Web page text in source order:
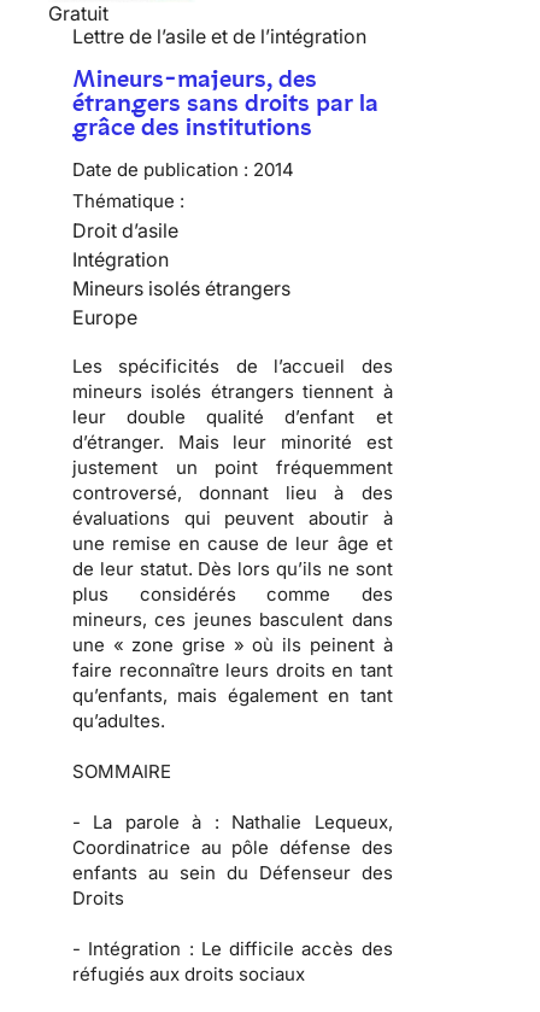
Gratuit
Lettre de l’asile et de l’intégration
Mineurs-majeurs, des
étrangers sans droits par la
grâce des institutions
Date de publication : 2014
Thématique :
Droit d’asile
Intégration
Mineurs isolés étrangers
Europe
Les spécificités de l’accueil des
mineurs isolés étrangers tiennent à
leur double qualité d’enfant et
d’étranger. Mais leur minorité est
justement un point fréquemment
controversé, donnant lieu à des
évaluations qui peuvent aboutir à
une remise en cause de leur âge et
de leur statut. Dès lors qu’ils ne sont
plus considérés comme des
mineurs, ces jeunes basculent dans
une « zone grise » où ils peinent à
faire reconnaître leurs droits en tant
qu’enfants, mais également en tant
qu’adultes.
SOMMAIRE
- La parole à : Nathalie Lequeux,
Coordinatrice au pôle défense des
enfants au sein du Défenseur des
Droits
- Intégration : Le difficile accès des
réfugiés aux droits sociaux